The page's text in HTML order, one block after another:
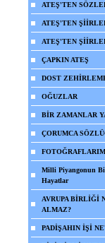
ATEŞ'TEN
ATEŞ'TEN
ATEŞ'TEN
ÇAPKIN ATEŞ
DOST
OĞUZLAR
BİR ZAMANLAR
ÇORUMCA
FOTOĞRAFLARIM
Milli Piyangonun
Hayatlar
AVRUPA BİRLİĞİ
ALMAZ?
PADİŞAHIN İŞİ